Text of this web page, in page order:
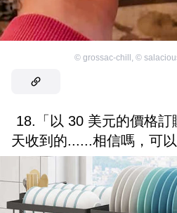
© grossac-chill ©
18.「以 30 美元的價格
天收到的......相信嗎，可